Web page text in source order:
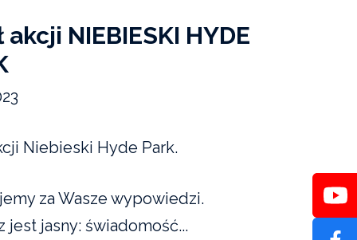
akcji NIEBIESKI HYDE
Niebieski Hyde Park.
za Wasze wypowiedzi.
jest jasny: świadomość...